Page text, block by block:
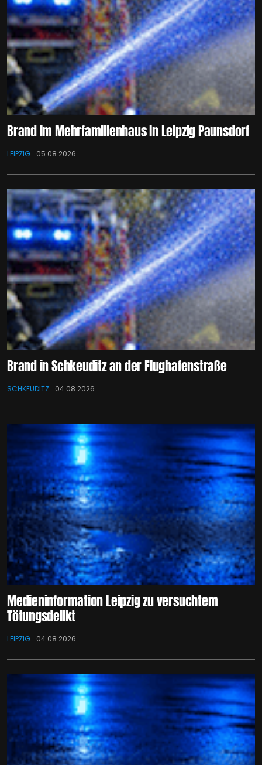
Brand im Mehrfamilienhaus in Leipzig Paunsdorf
LEIPZIG 05.08.2026
Brand in Schkeuditz an der Flughafenstraße
SCHKEUDITZ 04.08.2026
Medieninformation Leipzig zu versuchtem
Tötungsdelikt
LEIPZIG 04.08.2026